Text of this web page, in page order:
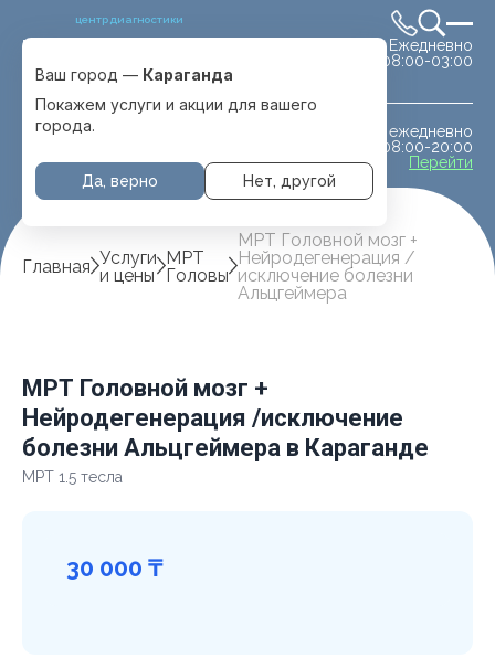
центр диагностики
Выбрать город
с. Отеген батыра
Ежедневно
08:00-03:00
ежедневно
08:00-20:00
Перейти
Ваш город — Караганда
Покажем услуги и акции для вашего
города.
Да, верно Нет, другой
Главная Услуги
и цены
МРТ
Головы
МРТ Головной мозг +
Нейродегенерация /
исключение болезни
Альцгеймера
МРТ Головной мозг +
Нейродегенерация /исключение
болезни Альцгеймера в Караганде
МРТ 1.5 тесла
30 000 ₸